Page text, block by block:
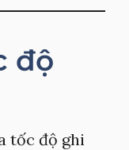
độ
tốc độ ghi